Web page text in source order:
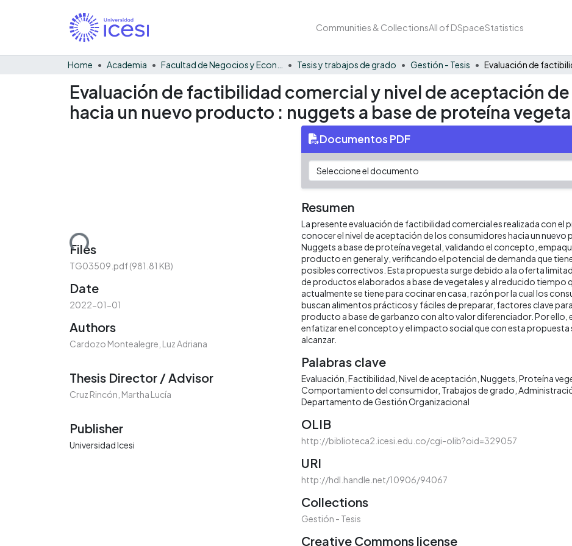
Communities & CollectionsAll of DSpaceStatistics
Home Academia Tesis y trabajos de grado Gestión - Tesis
Evaluación de factibilidad comercial y nivel de aceptación
hacia un nuevo producto : nuggets a base de proteína
Loading...
Files
TG03509.pdf(981.81 KB)
Date
2022-01-01
Authors
Cardozo Montealegre, Luz Adriana
Thesis Director / Advisor
Cruz Rincón, Martha Lucía
Publisher
Universidad Icesi
Documentos PDF
Resumen
La presente evaluación de factibilidad comercial es realizada con el
conocer el nivel de aceptación de los consumidores hacia un
Nuggets a base de proteína vegetal, validando el concepto,
producto en general y, verificando el potencial de demanda que
posibles correctivos. Esta propuesta surge debido a la oferta
de productos elaborados a base de vegetales y al reducido tiempo
actualmente se tiene para cocinar en casa, razón por la cual los
buscan alimentos prácticos y fáciles de preparar, factores clave
producto a base de garbanzo con alto valor diferenciador. Por ello,
enfatizar en el concepto y el impacto social que con esta propuesta
alcanzar.
Palabras clave
Evaluación Factibilidad Nivel de aceptación Nuggets Proteína
Comportamiento del consumidor Trabajos de grado
Departamento de Gestión Organizacional
OLIB
http://biblioteca2.icesi.edu.co/cgi-olib?oid=329057
URI
http://hdl.handle.net/10906/94067
Collections
Gestión - Tesis
Creative Commons license